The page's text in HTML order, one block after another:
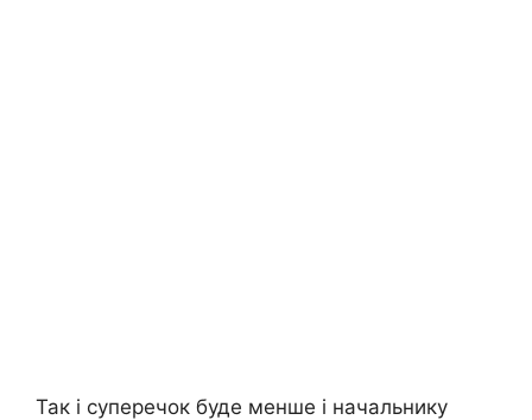
Так і суперечок буде менше і начальнику